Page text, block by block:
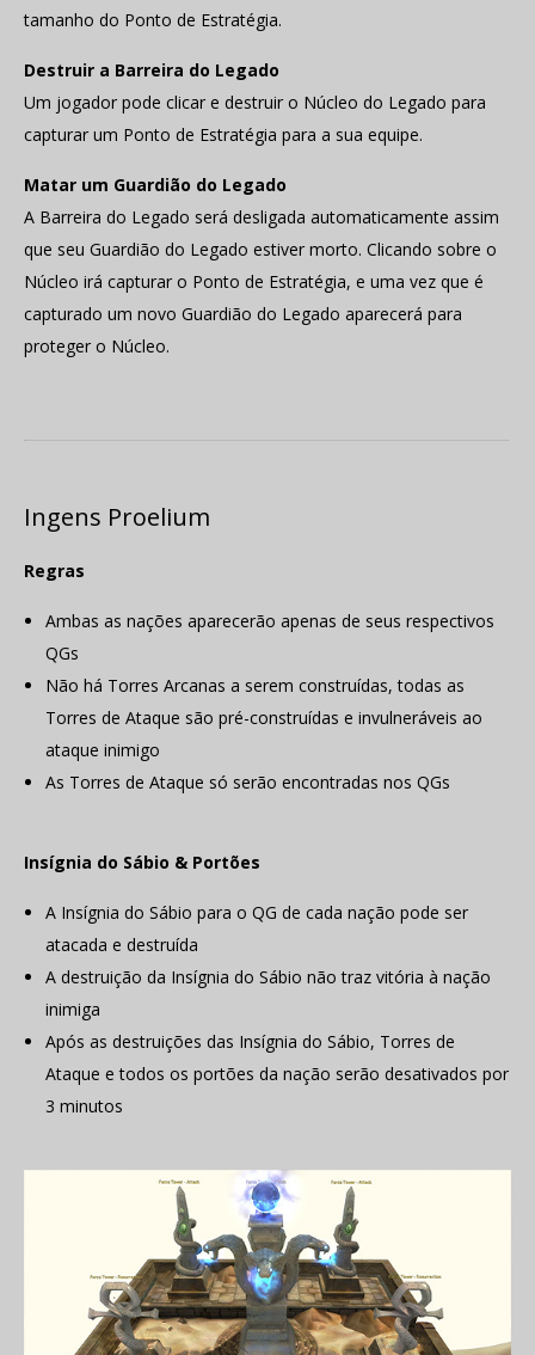
tamanho do Ponto de Estratégia.
Destruir a Barreira do Legado
Um jogador pode clicar e destruir o Núcleo do Legado para
capturar um Ponto de Estratégia para a sua equipe.
Matar um Guardião do Legado
A Barreira do Legado será desligada automaticamente assim
que seu Guardião do Legado estiver morto. Clicando sobre o
Núcleo irá capturar o Ponto de Estratégia, e uma vez que é
capturado um novo Guardião do Legado aparecerá para
proteger o Núcleo.
Ingens Proelium
Regras
Ambas as nações aparecerão apenas de seus respectivos
QGs
Não há Torres Arcanas a serem construídas, todas as
Torres de Ataque são pré-construídas e invulneráveis ao
ataque inimigo
As Torres de Ataque só serão encontradas nos QGs
Insígnia do Sábio & Portões
A Insígnia do Sábio para o QG de cada nação pode ser
atacada e destruída
A destruição da Insígnia do Sábio não traz vitória à nação
inimiga
Após as destruições das Insígnia do Sábio, Torres de
Ataque e todos os portões da nação serão desativados por
3 minutos